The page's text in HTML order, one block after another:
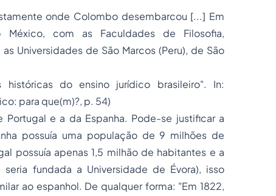
onde Colombo desembarcou [...] Em
com as Faculdades de Filosofia,
Universidades de São Marcos (Peru), de São
históricas do ensino jurídico brasileiro". In:
para que(m)?, p. 54)
e a da Espanha. Pode-se justificar a
possuía uma população de 9 milhões de
possuía apenas 1,5 milhão de habitantes e a
fundada a Universidade de Évora), isso
ao espanhol. De qualquer forma: "Em 1822,